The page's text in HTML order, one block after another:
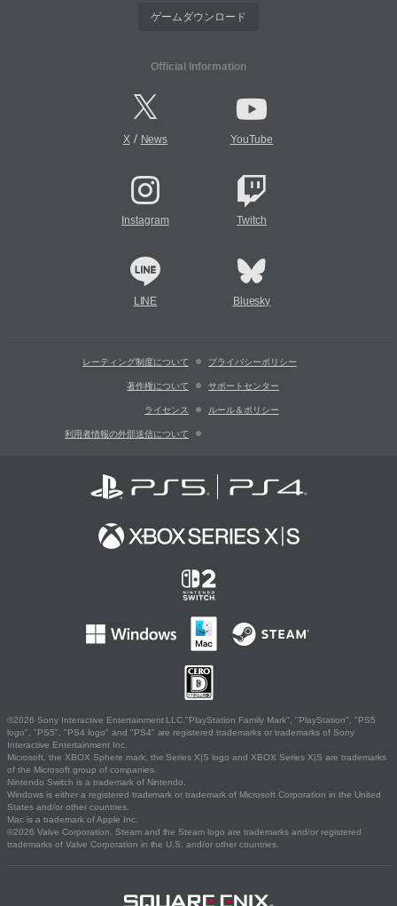
ゲームダウンロード
Official Information
X/ News YouTube
Instagram Twitch
LINE Bluesky
レーティング制度について プライバシーポリシー
著作権について サポートセンター
ライセンス ルール＆ポリシー
利用者情報の外部送信について
©2026 Sony Interactive Entertainment LLC."PlayStation Family Mark", "PlayStation", "PS5
logo", "PS5", "PS4 logo" and "PS4" are registered trademarks or trademarks of Sony
Interactive Entertainment Inc.
Microsoft, the XBOX Sphere mark, the Series X|S logo and XBOX Series X|S are trademarks
of the Microsoft group of companies.
Nintendo Switch is a trademark of Nintendo.
Windows is either a registered trademark or trademark of Microsoft Corporation in the United
States and/or other countries.
Mac is a trademark of Apple Inc.
©2026 Valve Corporation. Steam and the Steam logo are trademarks and/or registered
trademarks of Valve Corporation in the U.S. and/or other countries.